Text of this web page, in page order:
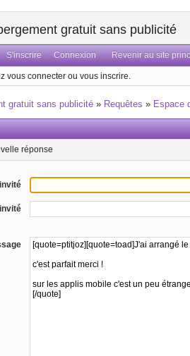
gratuit sans publicité
S'inscrire Connexion Revenir au site
vous connecter ou vous inscrire.
gratuit sans publicité » Requêtes » Espace
réponse